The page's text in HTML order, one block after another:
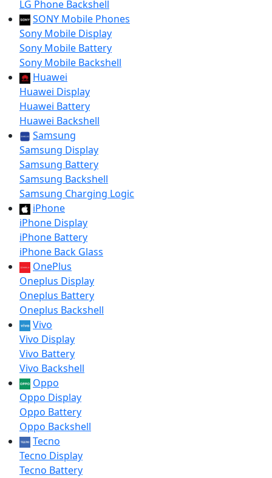
LG Phone Backshell
SONY Mobile Phones
Sony Mobile Display
Sony Mobile Battery
Sony Mobile Backshell
Huawei
Huawei Display
Huawei Battery
Huawei Backshell
Samsung
Samsung Display
Samsung Battery
Samsung Backshell
Samsung Charging Logic
iPhone
iPhone Display
iPhone Battery
iPhone Back Glass
OnePlus
Oneplus Display
Oneplus Battery
Oneplus Backshell
Vivo
Vivo Display
Vivo Battery
Vivo Backshell
Oppo
Oppo Display
Oppo Battery
Oppo Backshell
Tecno
Tecno Display
Tecno Battery